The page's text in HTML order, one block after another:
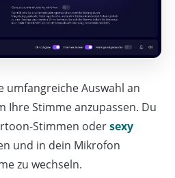
umfangreiche Auswahl an
Ihre Stimme anzupassen. Du
Stimmen odersexy
und in dein Mikrofon
zu wechseln.